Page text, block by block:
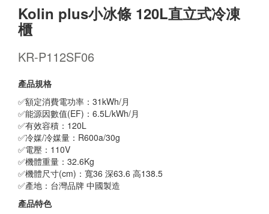
Kolin plus小冰條 120L直立式冷凍
櫃
KR-P112SF06
產品規格
✅額定消費電功率：31kWh/月
✅能源因數值(EF)：6.5L/kWh/月
✅有效容積：120L
✅冷媒/冷媒量：R600a/30g
✅電壓：110V
✅機體重量：32.6Kg
✅機體尺寸(cm)：寬36 深63.6 高138.5
✅產地：台灣品牌 中國製造
產品特色